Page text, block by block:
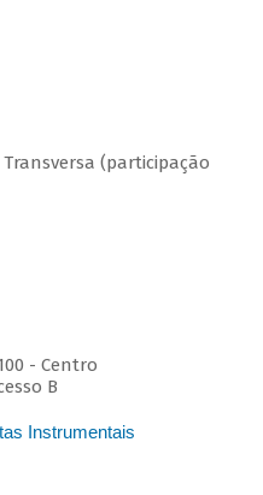
(participação
- Centro
B
Instrumentais